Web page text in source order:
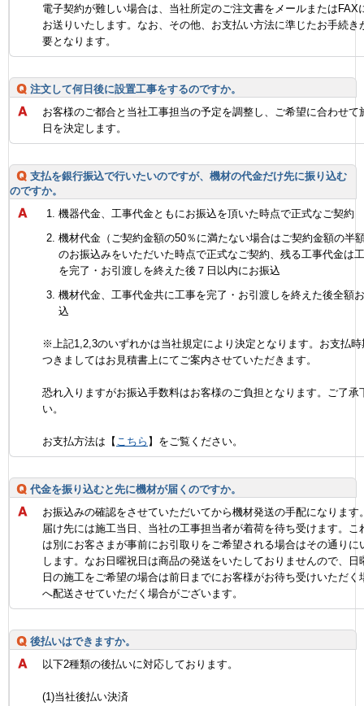
電子契約が難しい場合は、当社所定のご注文書をメールまたはFAX
お送りいたします。なお、その他、お支払い方法に準じたお手続き
要となります。
注文して何日後に設置工事をするのですか。
お客様のご都合と当社工事担当の予定を調整し、ご希望に合わせて
日を決定します。
支払を銀行振込で行いたいのですが、機材の代金だけ先に振り込む
のですか。
機器代金、工事代金ともにお振込を頂いた時点で正式なご契約
機材代金（ご契約金額の50％に満たない場合はご契約金額の半
のお振込みをいただいた時点で正式なご契約、残る工事代金は
を完了・お引渡しを終えた後７日以内にお振込
機材代金、工事代金共に工事を完了・お引渡しを終えた後全額
込
※上記1,2,3のいずれかは当社規定により決定となります。お支払時
つきましてはお見積書上にてご案内させていただきます。
恐れ入りますがお振込手数料はお客様のご負担となります。ご了承
い。
お支払方法は【 こちら 】をご覧ください。
代金を振り込むと先に機材が届くのですか。
お振込みの確認をさせていただいてから機材発送の手配になります
届け先には施工当日、当社の工事担当者が着荷を待ち受けます。こ
は別にお客さまが事前にお引取りをご希望される場合はその通りに
します。なお日曜祝日は商品の発送をいたしておりませんので、日
日の施工をご希望の場合は前日までにお客様がお待ち受けいただく
へ配送させていただく場合がございます。
後払いはできますか。
以下2種類の後払いに対応しております。
(1)当社後払い決済